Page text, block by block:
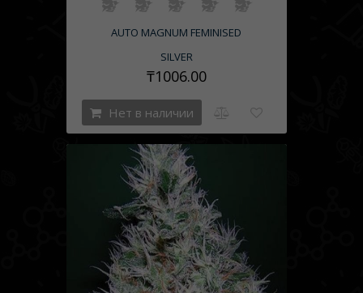
AUTO MAGNUM FEMINISED
SILVER
₸1006.00
Нет в наличии